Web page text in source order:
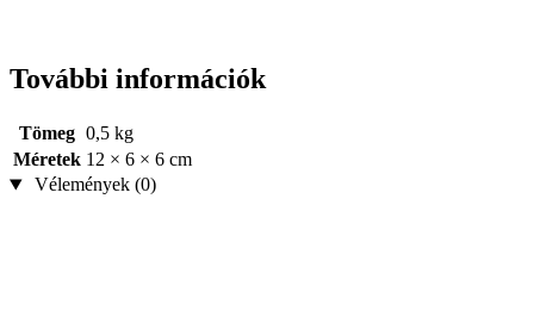
További információk
Tömeg 0,5 kg
Méretek 12 × 6 × 6 cm
Vélemények (0)